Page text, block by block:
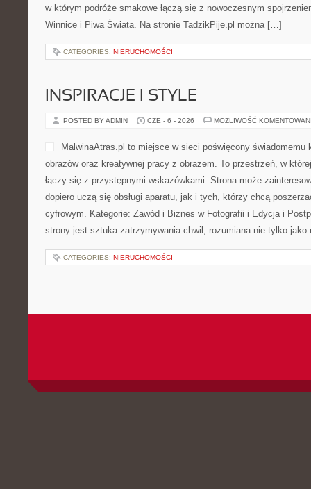
w którym podróże smakowe łączą się z nowoczesnym
Winnice i Piwa Świata. Na stronie TadzikPije.pl można […]
CATEGORIES: NIERUCHOMOŚCI
INSPIRACJE I STYLE
POSTED BY ADMIN CZE - 6 - 2026 MOŻLIWOŚĆ
MalwinaAtras.pl to miejsce w sieci poświęcony świadomemu
obrazów oraz kreatywnej pracy z obrazem. To przestrzeń, w
łączy się z przystępnymi wskazówkami. Strona może
dopiero uczą się obsługi aparatu, jak i tych, którzy chcą
cyfrowym. Kategorie: Zawód i Biznes w Fotografii i Edycja i
strony jest sztuka zatrzymywania chwil, rozumiana nie tylko
CATEGORIES: NIERUCHOMOŚCI